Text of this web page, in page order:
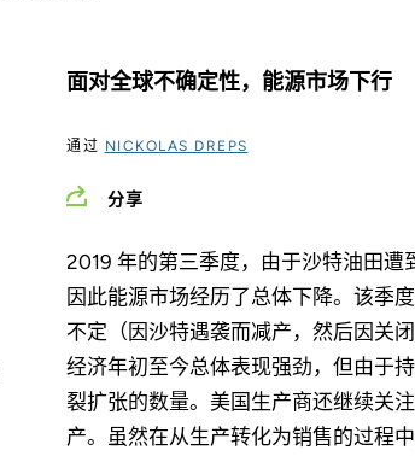
面对全球不确定性，能源市场下行
通过 NICKOLAS DREPS
分享
2019 年的第三季度，由于沙特油田遭
因此能源市场经历了总体下降。该季
不定（因沙特遇袭而减产，然后因关
经济年初至今总体表现强劲，但由于
裂扩张的数量。美国生产商还继续关
产。虽然在从生产转化为销售的过程